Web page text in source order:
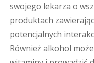
swojego lekarza o
produktach
potencjalnych
Również alkohol